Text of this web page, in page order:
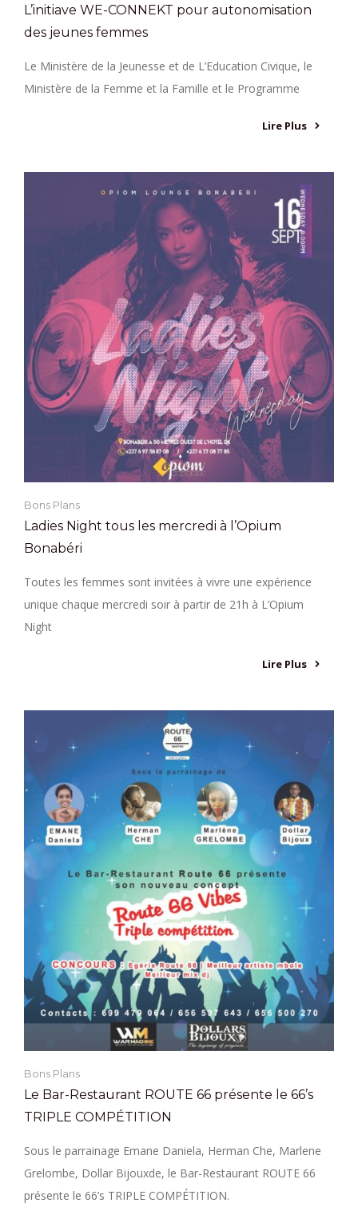
L’initiave WE-CONNEKT pour autonomisation
des jeunes femmes
Le Ministère de la Jeunesse et de L’Education Civique, le
Ministère de la Femme et la Famille et le Programme
Lire Plus
Bons Plans
Ladies Night tous les mercredi à l’Opium
Bonabéri
Toutes les femmes sont invitées à vivre une expérience
unique chaque mercredi soir à partir de 21h à L’Opium
Night
Lire Plus
Bons Plans
Le Bar-Restaurant ROUTE 66 présente le 66’s
TRIPLE COMPÉTITION
Sous le parrainage Emane Daniela, Herman Che, Marlene
Grelombe, Dollar Bijouxde, le Bar-Restaurant ROUTE 66
présente le 66’s TRIPLE COMPÉTITION.